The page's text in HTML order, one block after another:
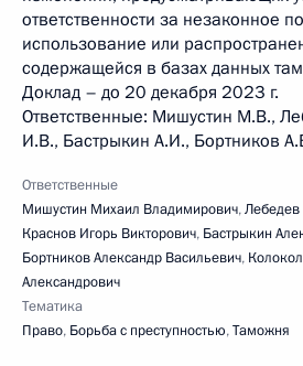
ответственности за незаконное
использование или
содержащейся в базах данных
Доклад – до 20 декабря 2023 г.
Ответственные: Мишустин М.В.,
И.В., Бастрыкин А.И., Бортников
Ответственные
Мишустин Михаил Владимирович,
Краснов Игорь Викторович, Бастрыкин
Бортников Александр Васильевич,
Александрович
Тематика
Право, Борьба с преступностью,Таможня